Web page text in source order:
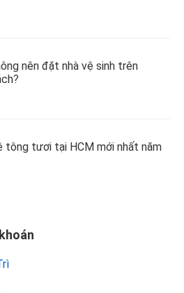
nên đặt nhà vệ sinh trên
tông tươi tại HCM mới nhất năm